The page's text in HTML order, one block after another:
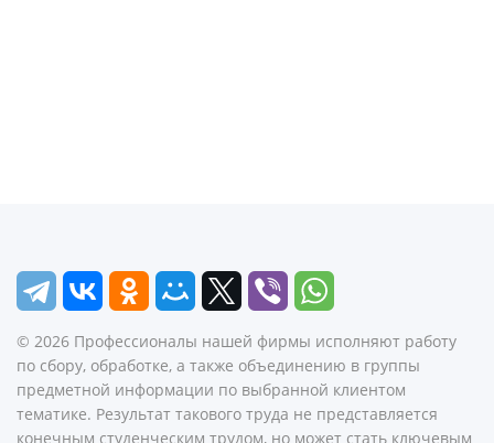
© 2026 Профессионалы нашей фирмы исполняют работу
по сбору, обработке, а также объединению в группы
предметной информации по выбранной клиентом
тематике. Результат такового труда не представляется
конечным студенческим трудом, но может стать ключевым